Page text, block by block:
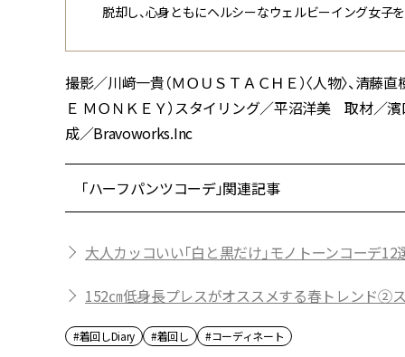
脱却し、心身ともにヘルシーなウェルビーイング女子
撮影／川﨑一貴（ＭＯＵＳＴＡＣＨＥ）〈人物〉、清
Ｅ ＭＯＮＫＥＹ）スタイリング／平沼洋美 取材／
成／Bravoworks.Inc
「ハーフパンツコーデ」関連記事
大人カッコいい「白と黒だけ」モノトーンコーデ12
152㎝低身長プレスがオススメする春トレンド②
#着回しDiary #着回し #コーディネート